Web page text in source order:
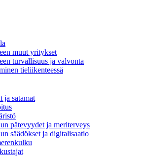
muut yritykset
turvallisuus ja valvonta
tieliikenteessä
ja satamat
pätevyydet ja meriterveys
säädökset ja digitalisaatio